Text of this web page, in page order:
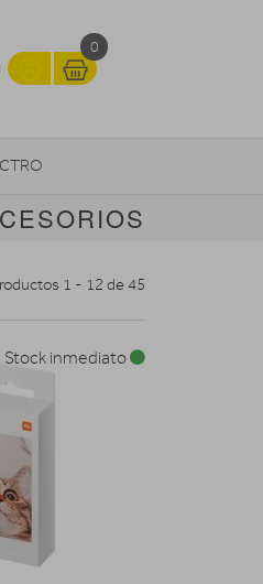
0
1 - 12 de 45
Stock inmediato